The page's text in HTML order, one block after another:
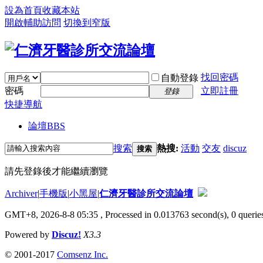
設為首頁收藏本站
開啟輔助訪問 切換到窄版
自動登錄 找回密碼
密碼
登錄
立即註冊
快捷導航
論壇BBS
搜索 搜索 熱搜: 活動 交友 discuz
請先登錄後才能繼續瀏覽
Archiver|手機版|小黑屋|仁濟牙醫診所交流論壇
GMT+8, 2026-8-8 05:35 , Processed in 0.013763 second(s), 0
Powered by Discuz! X3.3
© 2001-2017 Comsenz Inc.